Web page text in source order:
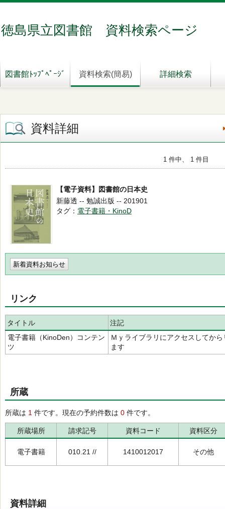
徳島県立図書館 資料検索ページ
図書館ﾄｯﾌﾟﾍﾟｰｼﾞ 資料検索(簡易) 詳細検索
資料詳細
1 件中、 1 件目
【電子資料】図書館の日本史
新藤透 -- 勉誠出版 -- 201901
タグ
電子書籍・KinoD
新着資料お知らせ
リンク
タイトル
注記
電子書籍（KinoDen）コンテン
ツ
Ｍｙライブラリにアクセスしてか
ます
所蔵
所蔵は 1 件です。現在の予約件数は 0 件です。
所蔵場所 請求記号 資料コード 資料区分
電子書籍 010.21 // 1410012017 その他
資料詳細